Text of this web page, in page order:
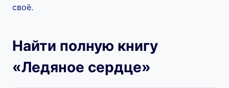
своё.
Найти полную книгу
«Ледяное сердце»